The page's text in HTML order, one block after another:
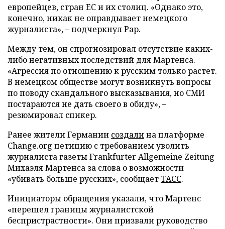
европейцев, стран ЕС и их столиц. «Однако это,
конечно, никак не оправдывает немецкого
журналиста», – подчеркнул Рар.
Между тем, он спрогнозировал отсутствие каких-
либо негативных последствий для Мартенса.
«Агрессия по отношению к русским только растет.
В немецком обществе могут возникнуть вопросы
по поводу скандального высказывания, но СМИ
постараются не дать своего в обиду», –
резюмировал спикер.
Ранее жители Германии создалина платформе
Change.org петицию с требованием уволить
журналиста газеты Frankfurter Allgemeine Zeitung
Михаэля Мартенса за слова о возможности
«убивать больше русских», сообщаетТАСС.
Инициаторы обращения указали, что Мартенс
«перешел границы журналистской
беспристрастности». Они призвали руководство